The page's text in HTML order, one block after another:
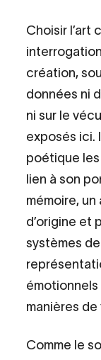
Choisir l’art
création,
données ni
ni sur le
exposés ici.
poétique les
lien à son
mémoire,
d’origine et
systèmes
manières
Comme le